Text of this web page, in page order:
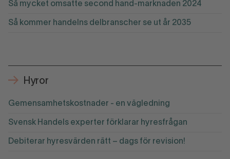
Så mycket omsatte second hand-marknaden 2024
Så kommer handelns delbranscher se ut år 2035
Hyror
Gemensamhetskostnader - en vägledning
Svensk Handels experter förklarar hyresfrågan
Debiterar hyresvärden rätt – dags för revision!